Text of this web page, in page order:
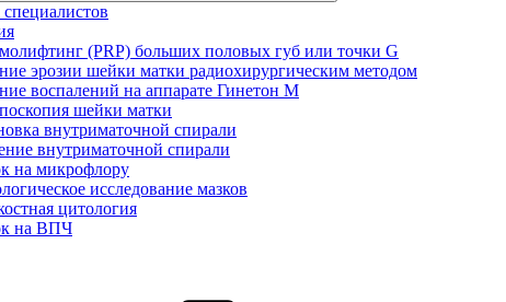
(PRP) больших половых губ или точки G
эрозии шейки матки радиохирургическим методом
воспалений на аппарате Гинетон М
шейки матки
внутриматочной спирали
внутриматочной спирали
на микрофлору
исследование мазков
цитология
на ВПЧ